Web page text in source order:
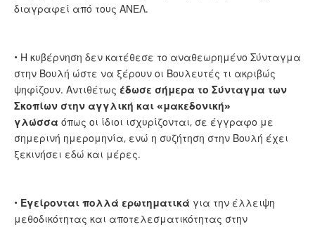
διαγραφεί από τους ΑΝΕΛ.
• Η κυβέρνηση δεν κατέθεσε το αναθεωρημένο Σύνταγμα
στην Βουλή ώστε να ξέρουν οι Βουλευτές τι ακριβώς
ψηφίζουν. Αντιθέτως έδωσε σήμερα το Σύνταγμα των
Σκοπίων στην αγγλική και «μακεδονική»
γλώσσα όπως οι ίδιοι ισχυρίζονται, σε έγγραφο με
σημερινή ημερομηνία, ενώ η συζήτηση στην Βουλή έχει
ξεκινήσει εδώ και μέρες.
• Εγείρονται πολλά ερωτηματικά για την έλλειψη
μεθοδικότητας και αποτελεσματικότητας στην